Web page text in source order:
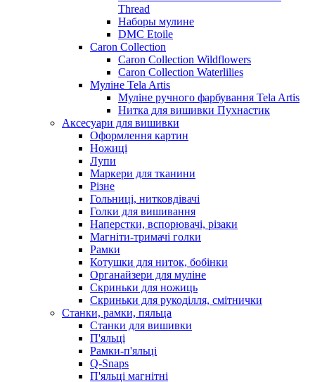
Thread
Наборы мулине
DMC Etoile
Caron Collection
Caron Collection Wildflowers
Caron Collection Waterlilies
Муліне Tela Artis
Муліне ручного фарбування Tela Artis
Нитка для вишивки Пухнастик
Аксесуари для вишивки
Оформлення картин
Ножиці
Лупи
Маркери для тканини
Різне
Гольниці, нитковдівачі
Голки для вишивання
Наперстки, вспорювачі, різаки
Магніти-тримачі голки
Рамки
Котушки для ниток, бобінки
Органайзери для муліне
Скриньки для ножиць
Скриньки для рукоділля, смітнички
Станки, рамки, пяльца
Станки для вишивки
П'яльці
Рамки-п'яльці
Q-Snaps
П'яльці магнітні